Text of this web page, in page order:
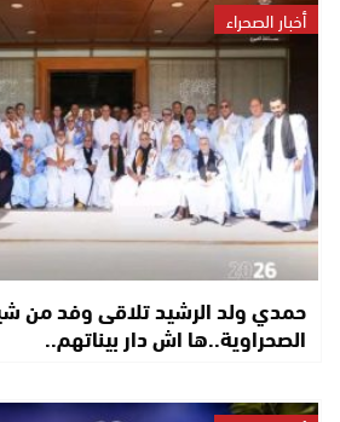
أخبار الصحراء
حمدي ولد الرشيد تلاقى وفد من
الصحراوية..ها اش دار بيناتهم..